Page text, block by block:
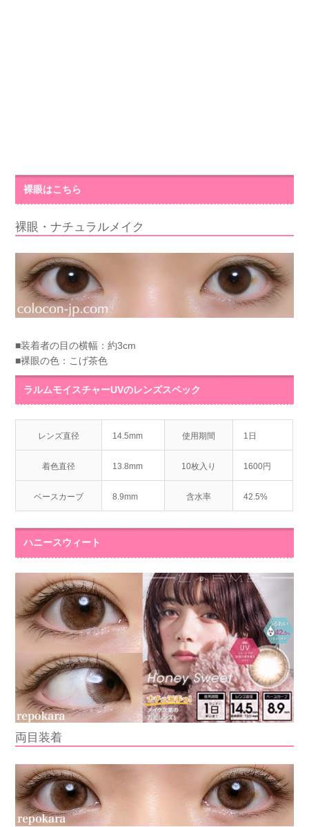
裸眼はこちら
裸眼・ナチュラルメイク
■装着者の目の横幅：約3cm
■裸眼の色：こげ茶色
ラルムモイスチャーUVのレンズスペック
レンズ直径 14.5mm 使用期間 1日
着色直径 13.8mm 10枚入り 1600円
ベースカーブ 8.9mm 含水率 42.5%
ハニースウィート
両目装着